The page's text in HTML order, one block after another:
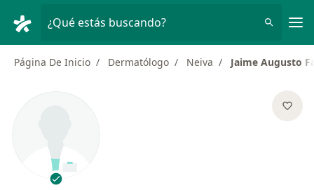
¿Qué estás buscando?
Página De Inicio Dermatólogo Neiva Jaime Augusto